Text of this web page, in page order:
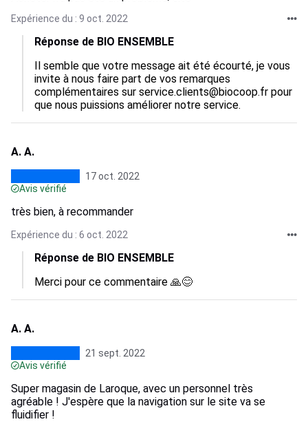
Expérience du : 9 oct. 2022
Réponse de BIO ENSEMBLE
Il semble que votre message ait été écourté, je vous
invite à nous faire part de vos remarques
complémentaires sur service.clients@biocoop.fr pour
que nous puissions améliorer notre service.
A. A.
17 oct. 2022
Avis vérifié
très bien, à recommander
Expérience du : 6 oct. 2022
Réponse de BIO ENSEMBLE
Merci pour ce commentaire 🙏😊
A. A.
21 sept. 2022
Avis vérifié
Super magasin de Laroque, avec un personnel très
agréable ! J'espère que la navigation sur le site va se
fluidifier !